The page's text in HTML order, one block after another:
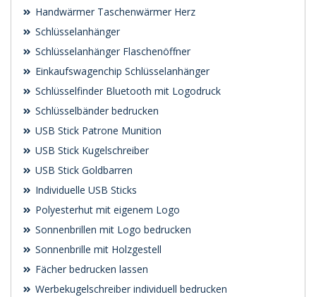
Handwärmer Taschenwärmer Herz
Schlüsselanhänger
Schlüsselanhänger Flaschenöffner
Einkaufswagenchip Schlüsselanhänger
Schlüsselfinder Bluetooth mit Logodruck
Schlüsselbänder bedrucken
USB Stick Patrone Munition
USB Stick Kugelschreiber
USB Stick Goldbarren
Individuelle USB Sticks
Polyesterhut mit eigenem Logo
Sonnenbrillen mit Logo bedrucken
Sonnenbrille mit Holzgestell
Fächer bedrucken lassen
Werbekugelschreiber individuell bedrucken